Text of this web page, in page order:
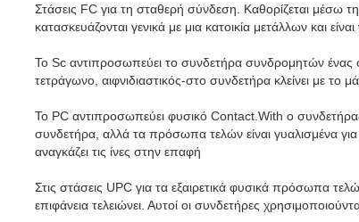
Στάσεις FC για τη σταθερή σύνδεση. Καθορίζεται μέσω
κατασκευάζονται γενικά με μια κατοικία μετάλλων και είναι
Το Sc αντιπροσωπεύει το συνδετήρα συνδρομητών
τετράγωνο, αιφνιδιαστικός-στο συνδετήρα κλείνει με το
Το PC αντιπροσωπεύει φυσικό Contact.With ο
συνδετήρα, αλλά τα πρόσωπα τελών είναι γυαλισμένα
αναγκάζει τις ίνες στην επαφή
Στις στάσεις UPC για τα εξαιρετικά φυσικά πρόσωπα
επιφάνεια τελειώνει. Αυτοί οι συνδετήρες